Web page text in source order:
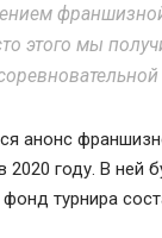
этого мы
анонс
2020 году. В ней
турнира